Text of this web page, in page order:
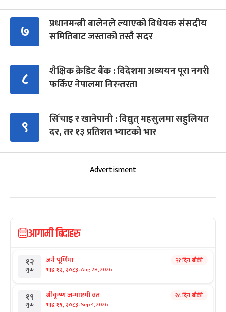
७
प्रधानमन्त्री बालेनले ल्याएको विधेयक संसदीय
समितिबाट जस्ताको तस्तै सदर
८
शैक्षिक क्रेडिट बैंक : विदेशमा अध्ययन पूरा नगरी
फर्किए नेपालमा निरन्तरता
९
सिँचाइ र खानेपानी : विद्युत् महसुलमा सहुलियत
दर, तर १३ प्रतिशत भ्याटको भार
Advertisment
आगामी बिदाहरु
१२
शुक्र
जनै पूर्णिमा
भाद्र १२, २०८३-Aug 28, 2026
२१ दिन बाँकी
१९
शुक्र
श्रीकृष्ण जन्माष्टमी व्रत
भाद्र १९, २०८३-Sep 4, 2026
२८ दिन बाँकी